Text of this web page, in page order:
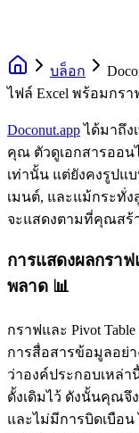
บล็อก
ไฟล์ Excel พร้อมกร
Doconut.appได้มาถึ
คุณ ตัวดูเอกสารออน
เท่านั้น แต่ยังคงรูปแ
เมนต์, และแม้กระทั่
จะแสดงตามที่คุณสร้
การแสดงผลกรา
พลาด 📊
กราฟและ Pivot
การสื่อสารข้อมูลอย่
ว่าองค์ประกอบเหล่
ดั้งเดิมไว้ ดังนั้นคุณจึ
และไม่มีการบิดเบือ